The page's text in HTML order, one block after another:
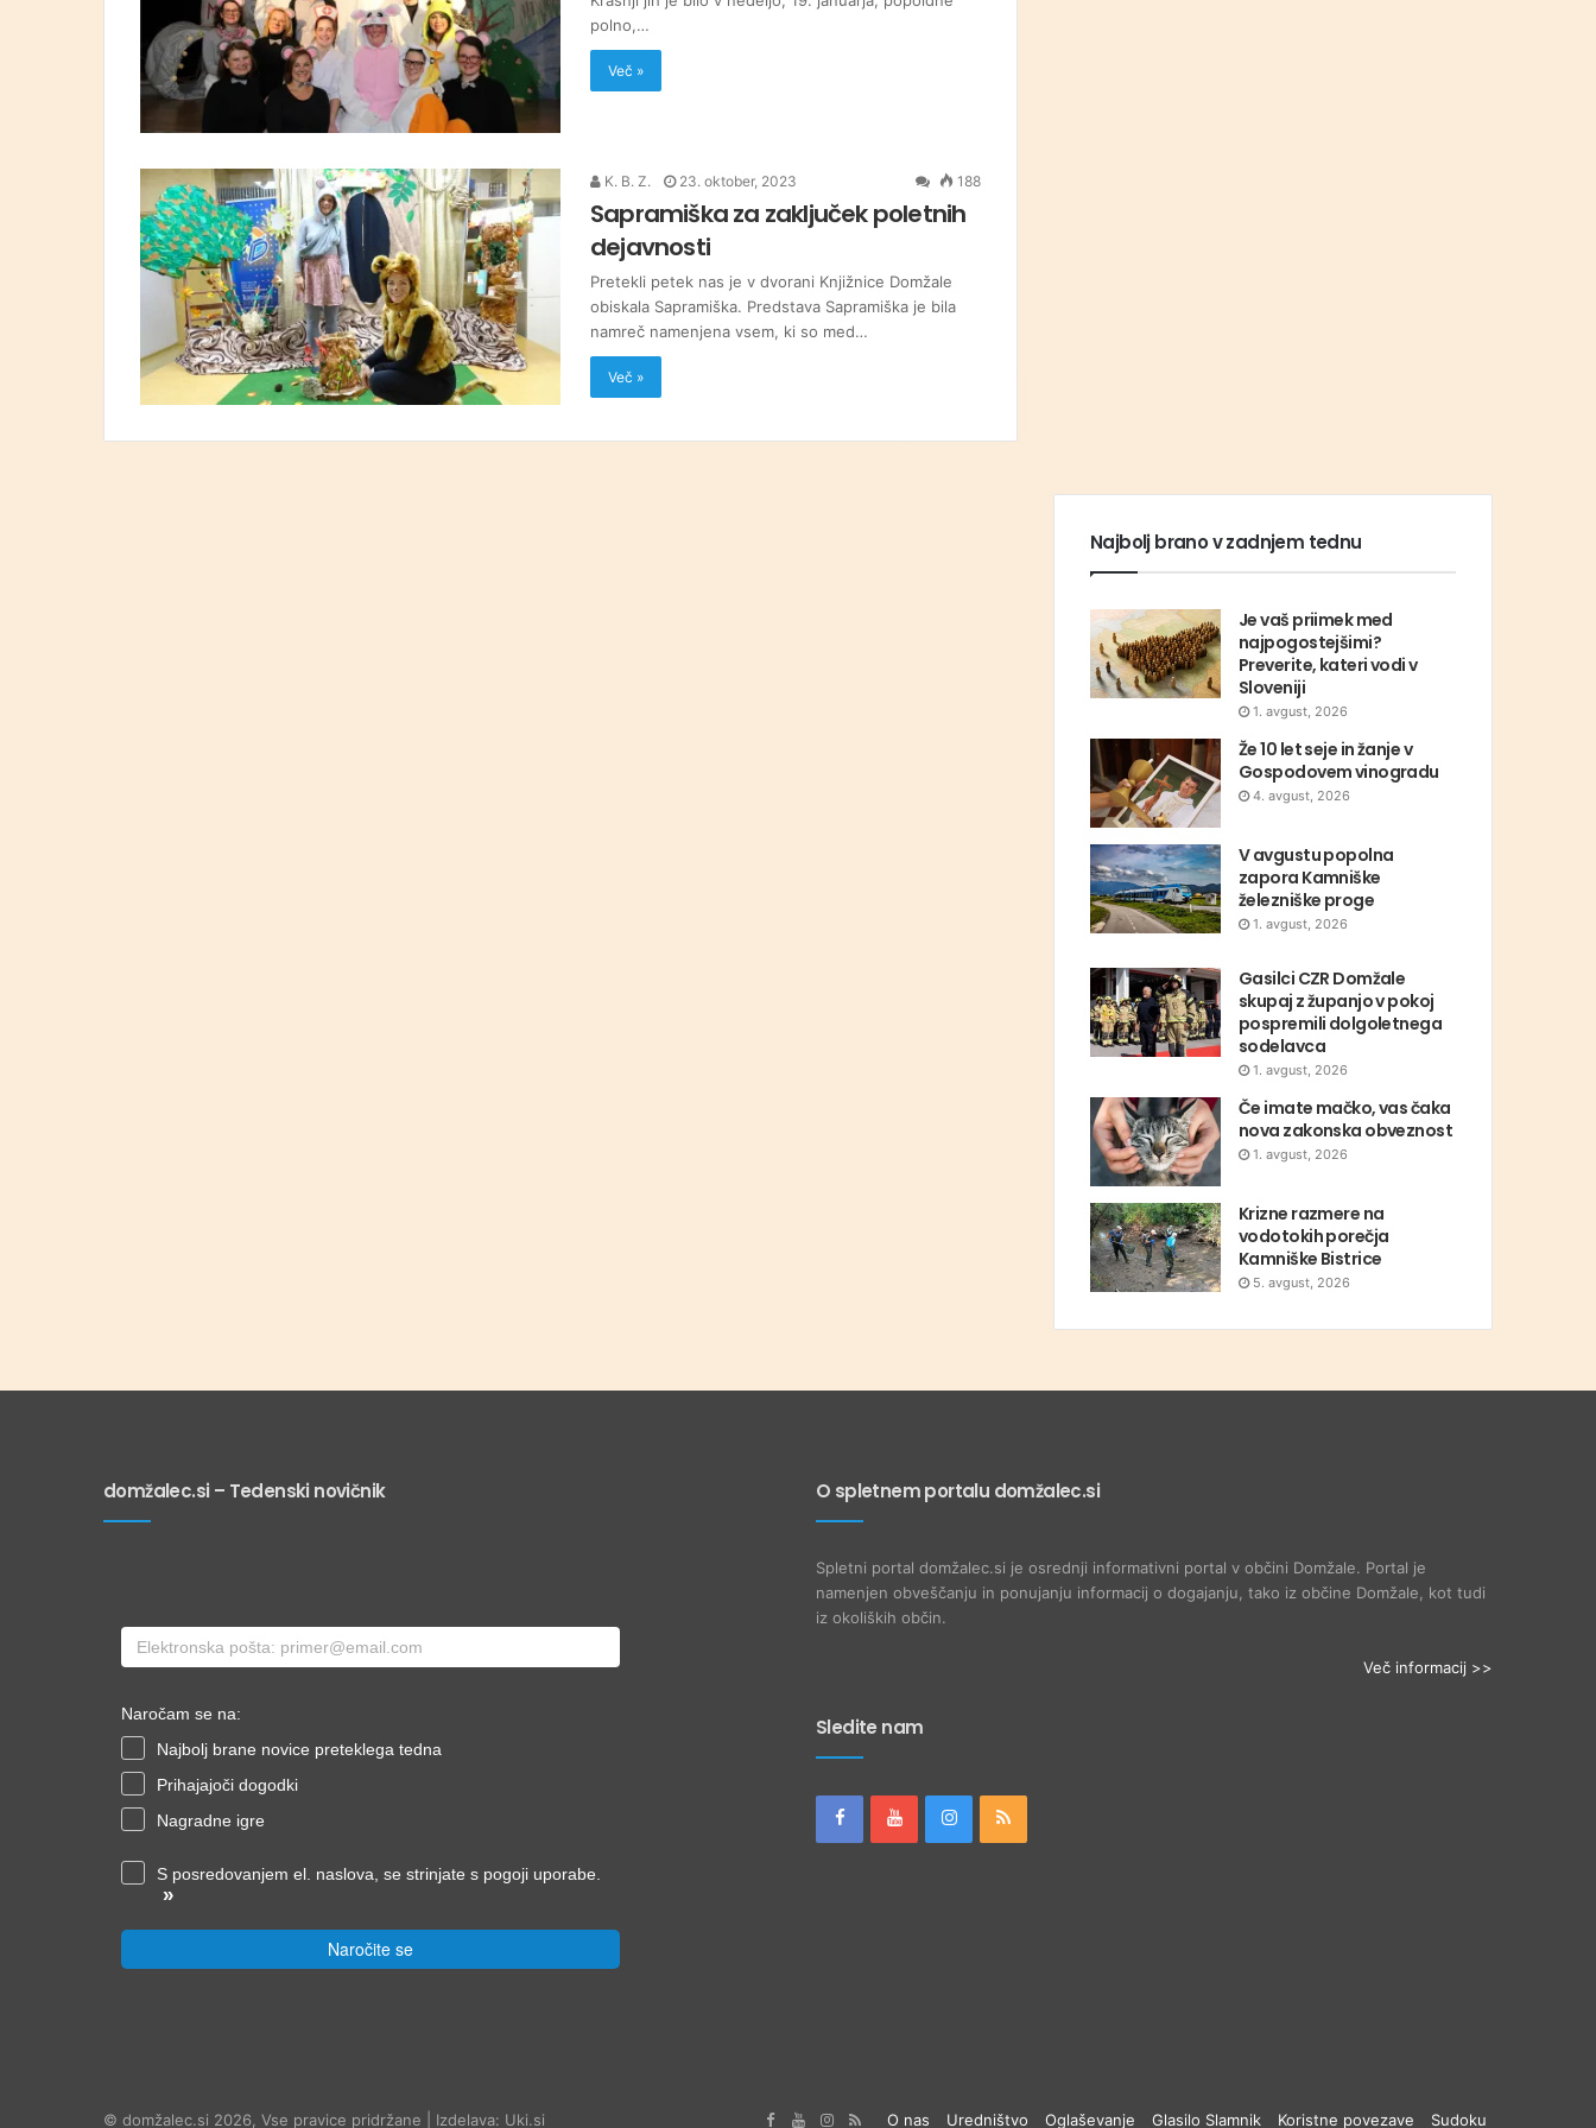
polno,…
Več »
K. B. Z. 23. oktober, 2023 188
Sapramiška za zaključek poletnih
dejavnosti
Pretekli petek nas je v dvorani Knjižnice Domžale
obiskala Sapramiška. Predstava Sapramiška je bila
namreč namenjena vsem, ki so med…
Več »
Najbolj brano v zadnjem tednu
Je vaš priimek med
najpogostejšimi?
Preverite, kateri vodi v
Sloveniji
1. avgust, 2026
Že 10 let seje in žanje v
Gospodovem vinogradu
4. avgust, 2026
V avgustu popolna
zapora Kamniške
železniške proge
1. avgust, 2026
Gasilci CZR Domžale
skupaj z županjo v pokoj
pospremili dolgoletnega
sodelavca
1. avgust, 2026
Če imate mačko, vas čaka
nova zakonska obveznost
1. avgust, 2026
Krizne razmere na
vodotokih porečja
Kamniške Bistrice
5. avgust, 2026
domžalec.si – Tedenski novičnik
Naročam se na:
Najbolj brane novice preteklega tedna
Prihajajoči dogodki
Nagradne igre
S posredovanjem el. naslova, se strinjate s pogoji uporabe.
»
Naročite se
O spletnem portalu domžalec.si
Spletni portal domžalec.si je osrednji informativni portal v občini Domžale. Portal je
namenjen obveščanju in ponujanju informacij o dogajanju, tako iz občine Domžale, kot tudi
iz okoliških občin.
Več informacij >>
Sledite nam
© domžalec.si 2026, Vse pravice pridržane | Izdelava: Uki.si O nas Uredništvo Oglaševanje Glasilo Slamnik Koristne povezave Sudoku